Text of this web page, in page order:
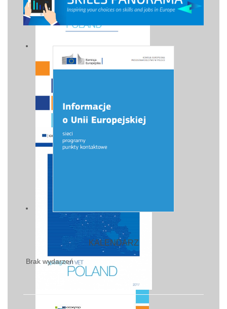
KALENDARZ
Brak wydarzeń